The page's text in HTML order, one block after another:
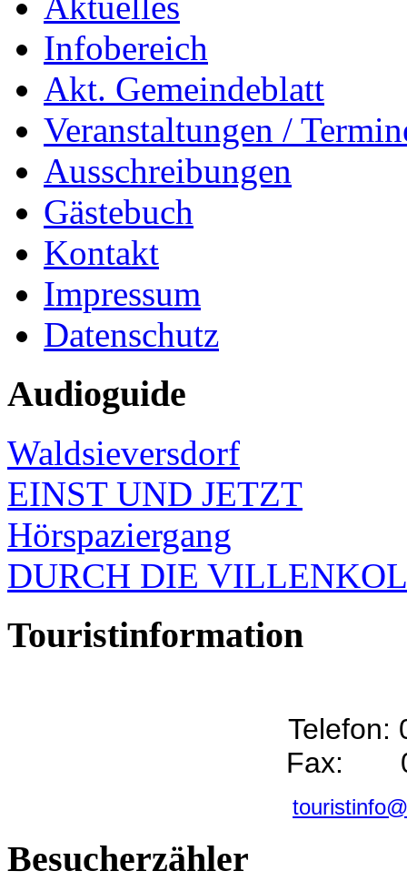
Infobereich
Akt. Gemeindeblatt
Veranstaltungen /
Ausschreibungen
Gästebuch
Kontakt
Impressum
Datenschutz
Audioguide
Waldsieversdorf
EINST UND JETZT
Hörspaziergang
DURCH DIE
Touristinformation
Telefon:
Fax:
Besucherzähler